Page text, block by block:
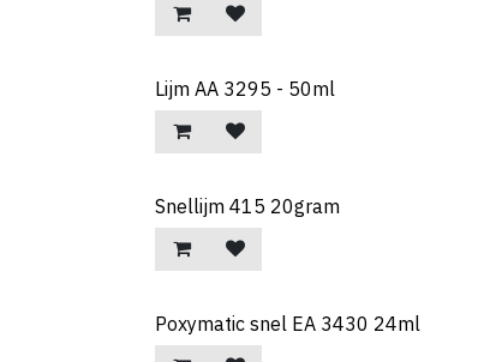
Lijm AA 3295 - 50ml
Snellijm 415 20gram
Poxymatic snel EA 3430 24ml